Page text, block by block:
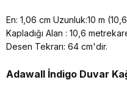
En: 1,06 cm Uzunluk:10 m
Kapladığı Alan : 10,6
Desen Tekrarı: 64 cm'dir.
Adawall İndigo Duvar